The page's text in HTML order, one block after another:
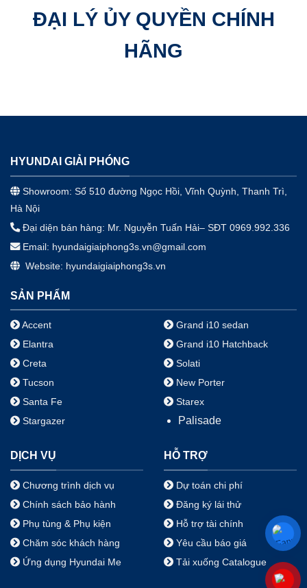
ĐẠI LÝ ỦY QUYỀN CHÍNH
HÃNG
HYUNDAI GIẢI PHÓNG
Showroom: Số 510 đường Ngọc Hồi, Vĩnh Quỳnh, Thanh Trì,
Hà Nội
Đại diện bán hàng: Mr. Nguyễn Tuấn Hải– SĐT 0969.992.336
Email: hyundaigiaiphong3s.vn@gmail.com
Website: hyundaigiaiphong3s.vn
SẢN PHẨM
Accent
Elantra
Creta
Tucson
Santa Fe
Stargazer
Grand i10 sedan
Grand i10 Hatchback
Solati
New Porter
Starex
Palisade
DỊCH VỤ
Chương trình dịch vụ
Chính sách bảo hành
Phụ tùng & Phụ kiện
Chăm sóc khách hàng
Ứng dụng Hyundai Me
HỖ TRỢ
Dự toán chi phí
Đăng ký lái thử
Hỗ trợ tài chính
Yêu cầu báo giá
Tải xuống Catalogue